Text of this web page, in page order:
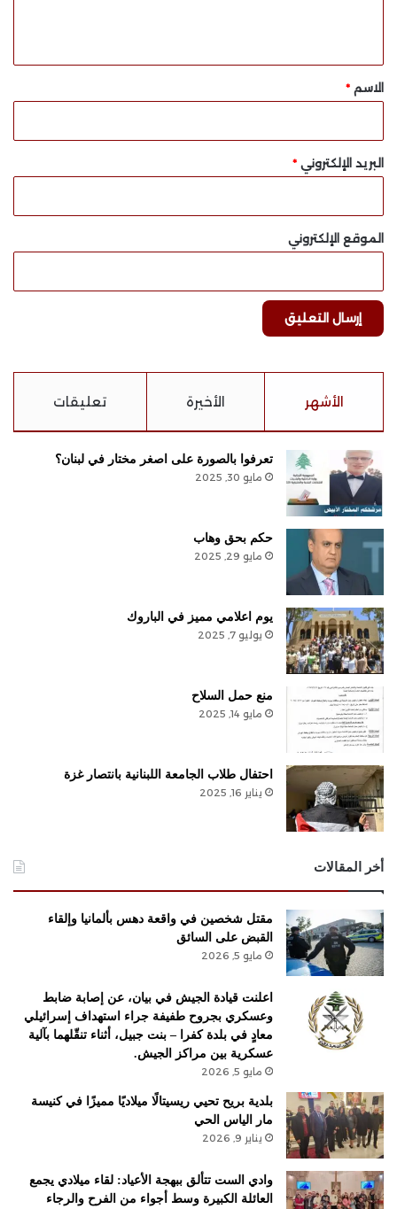
*الاسم *
البريد الإلكتروني *
الموقع الإلكتروني
الأشهر الأخيرة تعليقات
تعرفوا بالصورة على اصغر مختار في لبنان؟
مايو 30, 2025
حكم بحق وهاب
مايو 29, 2025
يوم اعلامي مميز في الباروك
يوليو 7, 2025
منع حمل السلاح
مايو 14, 2025
احتفال طلاب الجامعة اللبنانية بانتصار غزة
يناير 16, 2025
أخر المقالات
مقتل شخصين في واقعة دهس بألمانيا وإلقاء
القبض على السائق
مايو 5, 2026
اعلنت قيادة الجيش في بيان، عن إصابة ضابط
وعسكري بجروح طفيفة جراء استهداف ​إسرائيل​ي
معادٍ في بلدة ​كفرا​ – ​بنت جبيل​، أثناء تنقّلهما بآلية
عسكرية بين مراكز الجيش.
مايو 5, 2026
بلدية بريح تحيي ريسيتالًا ميلاديًا مميزًا في كنيسة
مار الياس الحي
يناير 9, 2026
وادي الست تتألق ببهجة الأعياد: لقاء ميلادي يجمع
العائلة الكبيرة وسط أجواء من الفرح والرجاء